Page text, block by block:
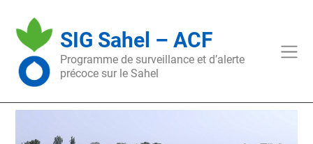
content
SIG Sahel – ACF
Programme de surveillance et d’alerte
précoce sur le Sahel